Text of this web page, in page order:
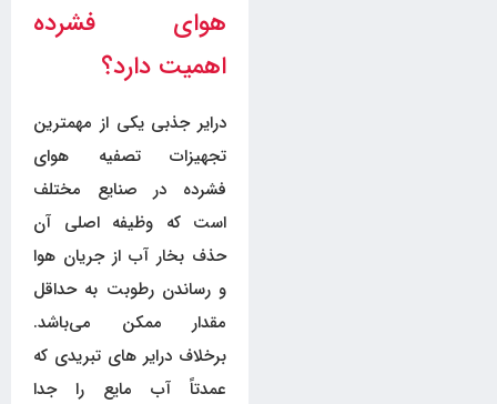
هوای فشرده
اهمیت دارد؟
درایر جذبی یکی از مهمترین
تجهیزات تصفیه هوای
فشرده در صنایع مختلف
است که وظیفه اصلی آن
حذف بخار آب از جریان هوا
و رساندن رطوبت به حداقل
مقدار ممکن می‌باشد.
برخلاف درایر های تبریدی که
عمدتاً آب مایع را جدا